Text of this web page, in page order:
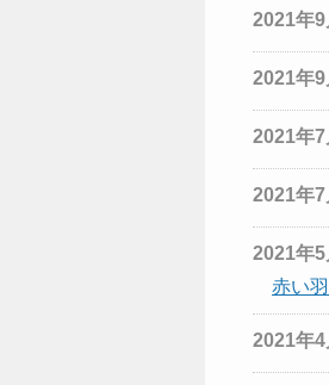
2021年9
2021年9
2021年7
2021年7
2021年5
赤い
2021年4